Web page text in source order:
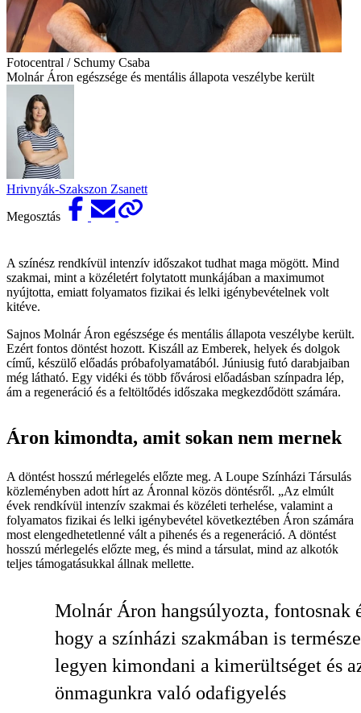
Fotocentral / Schumy Csaba
Molnár Áron egészsége és mentális állapota veszélybe került
Hrivnyák-Szakszon Zsanett
Megosztás
A színész rendkívül intenzív időszakot tudhat maga mögött. Mind
szakmai, mint a közéletért folytatott munkájában a maximumot
nyújtotta, emiatt folyamatos fizikai és lelki igénybevételnek volt
kitéve.
Sajnos Molnár Áron egészsége és mentális állapota veszélybe került.
Ezért fontos döntést hozott. Kiszáll az Emberek, helyek és dolgok
című, készülő előadás próbafolyamatából. Júniusig futó darabjaiban
még látható. Egy vidéki és több fővárosi előadásban színpadra lép,
ám a regeneráció és a feltöltődés időszaka megkezdődött számára.
Áron kimondta, amit sokan nem mernek
A döntést hosszú mérlegelés előzte meg. A Loupe Színházi Társulás
közleményben adott hírt az Áronnal közös döntésről. „Az elmúlt
évek rendkívül intenzív szakmai és közéleti terhelése, valamint a
folyamatos fizikai és lelki igénybevétel következtében Áron számára
most elengedhetetlenné vált a pihenés és a regeneráció. A döntést
hosszú mérlegelés előzte meg, és mind a társulat, mind az alkotók
teljes támogatásukkal állnak mellette.
Molnár Áron hangsúlyozta, fontosnak
hogy a színházi szakmában is
legyen kimondani a kimerültséget és
önmagunkra való odafigyelés